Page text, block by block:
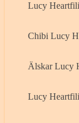
Lucy
Chibi Lucy
Älskar Lucy
Lucy